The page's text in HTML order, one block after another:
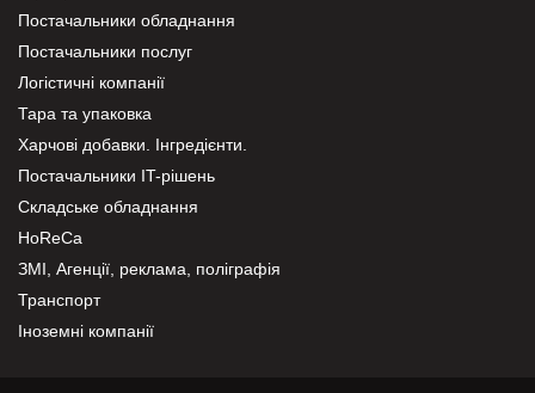
Постачальники обладнання
Постачальники послуг
Логістичні компанії
Тара та упаковка
Харчові добавки. Інгредієнти.
Постачальники IT-рішень
Складське обладнання
HoReCa
ЗМІ, Агенції, реклама, поліграфія
Транспорт
Іноземні компанії